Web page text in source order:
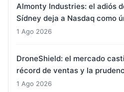
Almonty Industries: el adiós
Sídney deja a Nasdaq como
1 Ago 2026
DroneShield: el mercado
récord de ventas y la
1 Ago 2026